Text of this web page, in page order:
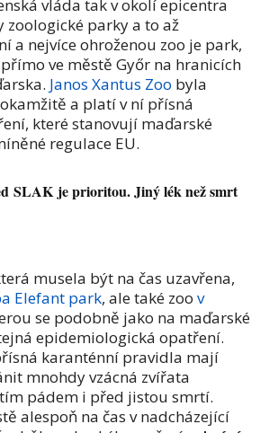
vláda tak v okolí epicentra
zoologické parky a to až
a nejvíce ohroženou zoo je park,
ve městě Győr na hranicích
Janos Xantus Zoo byla
a platí v ní přísná
které stanovují maďarské
regulace EU.
SLAK je prioritou. Jiný lék než smrt
musela být na čas uzavřena,
Elefant park, ale také zoo v
se podobně jako na maďarské
epidemiologická opatření.
karanténní pravidla mají
mnohdy vzácná zvířata
pádem i před jistou smrtí.
alespoň na čas v nadcházející